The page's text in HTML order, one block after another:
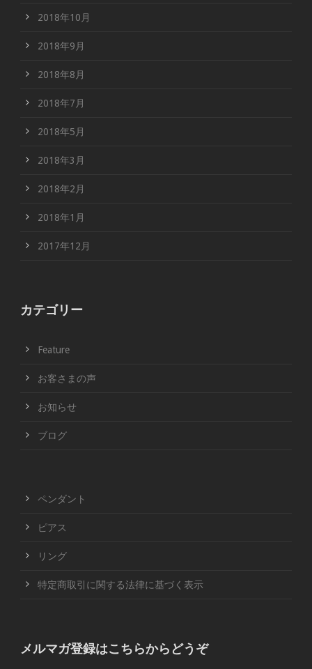
2018年10月
2018年9月
2018年8月
2018年7月
2018年5月
2018年3月
2018年2月
2018年1月
2017年12月
カテゴリー
Feature
お客さまの声
お知らせ
ブログ
ペンダント
ピアス
リング
特定商取引に関する法律に基づく表示
メルマガ登録はこちらからどうぞ